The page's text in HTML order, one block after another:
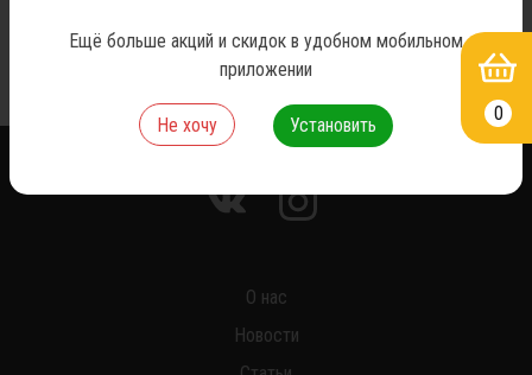
О нас
Новости
0
Ещё больше акций и скидок в удобном мобильном
приложении
Не хочу Установить